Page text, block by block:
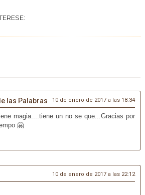
las Palabras 10 de enero de 2017 a las 18:34
magia....tiene un no se que...Gracias por
🤗
10 de enero de 2017 a las 22:12